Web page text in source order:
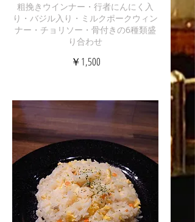
粗挽きウインナー・行者にんにく入
り・バジル入り・ミルクポークウィン
ナー・チョリソー・骨付きの6種類盛
り合わせ
￥1,500